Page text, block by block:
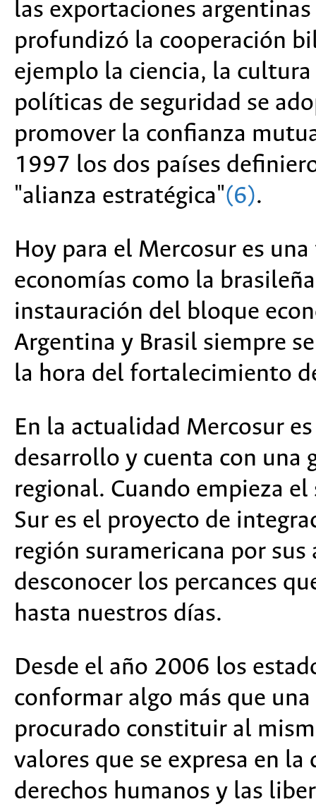
las exportaciones
profundizó la cooperación
ejemplo la ciencia, la
políticas de seguridad se
promover la confianza
1997 los dos países
"alianza estratégica"(6).
Hoy para el Mercosur es
economías como la
instauración del bloque
Argentina y Brasil siempre
la hora del fortalecimiento
En la actualidad Mercosur
desarrollo y cuenta con una
regional. Cuando empieza
Sur es el proyecto de
región suramericana por
desconocer los percances
hasta nuestros días.
Desde el año 2006 los
conformar algo más que
procurado constituir al
valores que se expresa en
derechos humanos y las